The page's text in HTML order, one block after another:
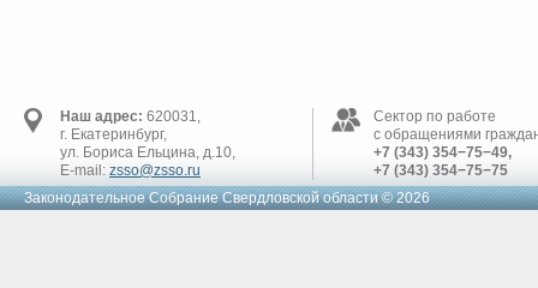
Наш адрес: 620031,
г. Екатеринбург,
ул. Бориса Ельцина, д.10,
E-mail: zsso@zsso.ru
Сектор по работе
с обращениями
+7 (343) 354−75−49,
+7 (343) 354−75−75
Законодательное Cобрание Свердловской области © 2026